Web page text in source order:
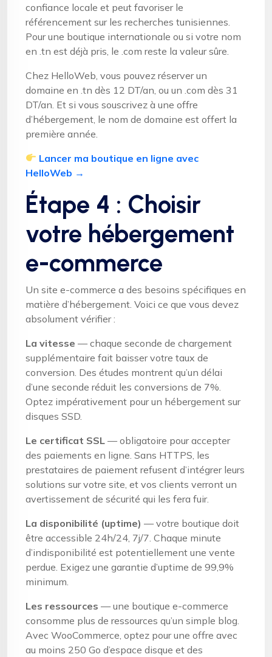
confiance locale et peut favoriser le
référencement sur les recherches tunisiennes.
Pour une boutique internationale ou si votre nom
en .tn est déjà pris, le .com reste la valeur sûre.
Chez HelloWeb, vous pouvez réserver un
domaine en .tn dès 12 DT/an, ou un .com dès 31
DT/an. Et si vous souscrivez à une offre
d’hébergement, le nom de domaine est offert la
première année.
Lancer ma boutique en ligne avec
HelloWeb →
Étape 4 : Choisir
votre hébergement
e-commerce
Un site e-commerce a des besoins spécifiques en
matière d’hébergement. Voici ce que vous devez
absolument vérifier :
La vitesse — chaque seconde de chargement
supplémentaire fait baisser votre taux de
conversion. Des études montrent qu’un délai
d’une seconde réduit les conversions de 7%.
Optez impérativement pour un hébergement sur
disques SSD.
Le certificat SSL — obligatoire pour accepter
des paiements en ligne. Sans HTTPS, les
prestataires de paiement refusent d’intégrer leurs
solutions sur votre site, et vos clients verront un
avertissement de sécurité qui les fera fuir.
La disponibilité (uptime) — votre boutique doit
être accessible 24h/24, 7j/7. Chaque minute
d’indisponibilité est potentiellement une vente
perdue. Exigez une garantie d’uptime de 99,9%
minimum.
Les ressources — une boutique e-commerce
consomme plus de ressources qu’un simple blog.
Avec WooCommerce, optez pour une offre avec
au moins 250 Go d’espace disque et des